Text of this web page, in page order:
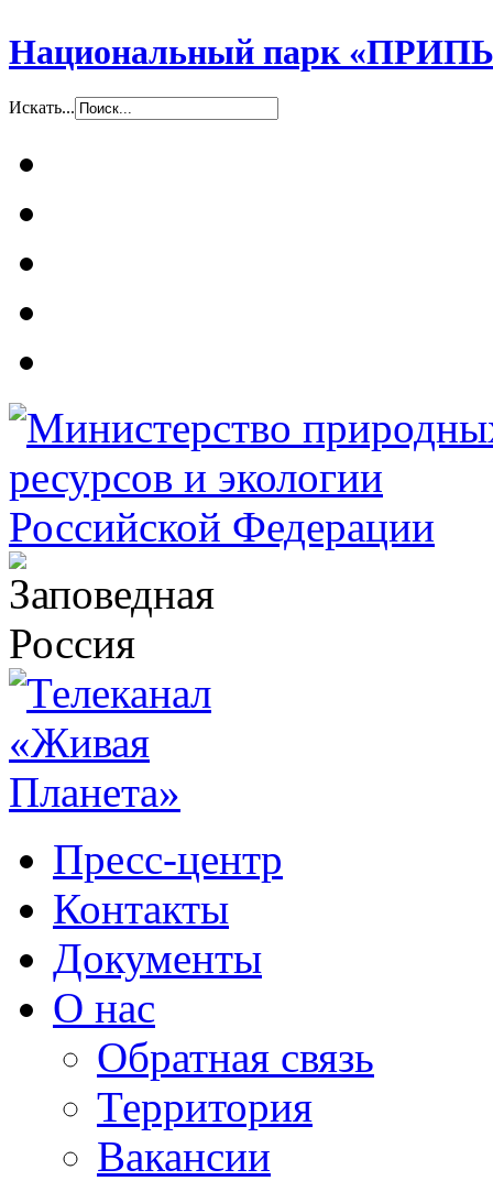
Национальный парк
Искать...
Пресс-центр
Контакты
Документы
О нас
Обратная связь
Территория
Вакансии